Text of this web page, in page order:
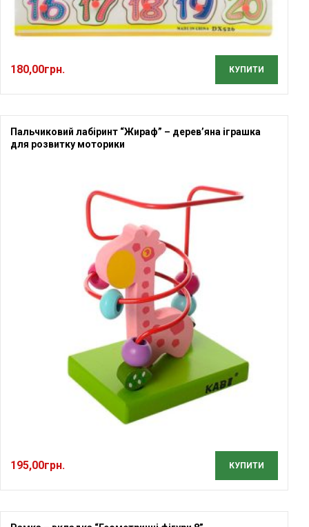
180,00грн. КУПИТИ
Пальчиковий лабіринт “Жираф” – дерев’яна іграшка
для розвитку моторики
195,00грн. КУПИТИ